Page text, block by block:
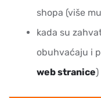
shopa (više
kada su
obuhvaćaju i
web stranice)